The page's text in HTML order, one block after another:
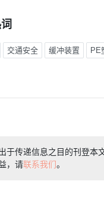
交通安全 缓冲装置 PE
于传递信息之目的刊登本
，请联系我们。